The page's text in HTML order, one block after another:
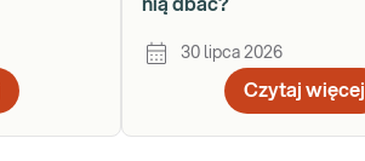
nią dbać?
30 lipca 2026
Czytaj więcej